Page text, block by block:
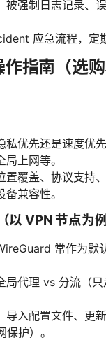
被强制日志记录、
应急流程，定
指南（选
私优先还是速度优
上网等。
置覆盖、协议支持
兼容性。
以 VPN 节点为例
常作为默
局代理 vs 分流（
导入配置文件、更
护）。